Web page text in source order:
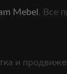
Mebel . Все
и